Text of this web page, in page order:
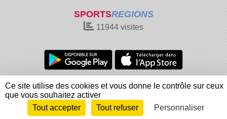
SPORTSREGIONS
11944 visites
Charte cookies
Gestion des cookies
Informations légales
Signaler un contenu inapproprié
Envie de participer ?
Connexion
Ce site utilise des cookies et vous donne le contrôle sur ceux
que vous souhaitez activer
Tout accepter
Tout refuser Personnaliser